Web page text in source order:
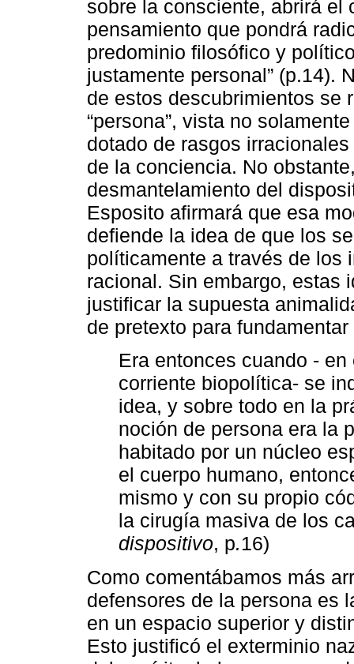
sobre la consciente, abrirá el
pensamiento que pondrá
predominio filosófico y
justamente personal” (p.14).
de estos descubrimientos se
“persona”, vista no
dotado de rasgos
de la conciencia. No
desmantelamiento del
Esposito afirmará que esa
defiende la idea de que los
políticamente a través de los
racional. Sin embargo, estas
justificar la supuesta
de pretexto para
Era entonces cuando -
corriente biopolítica- se
idea, y sobre todo en la
noción de persona era la
habitado por un núcleo
el cuerpo humano,
mismo y con su propio
la cirugía masiva de los
dispositivo, p.16)
Como comentábamos más
defensores de la persona es
en un espacio superior y
Esto justificó el exterminio